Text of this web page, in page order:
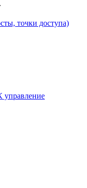
точки доступа)
управление